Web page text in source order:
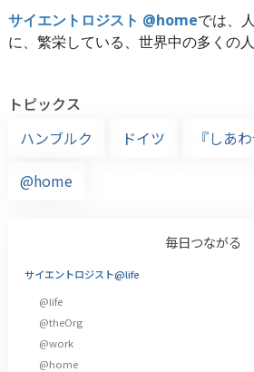
サイエントロジスト @homeでは、
に、繁栄している、世界中の多くの
トピックス
ハンブルク
ドイツ
『しあ
@home
毎日つながる
サイエントロジスト@life
@life
@theOrg
@work
@home